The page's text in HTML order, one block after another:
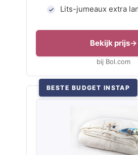
Lits-jumeaux extra
Bekijk prijs
bij Bol.com
BESTE BUDGET INSTAP